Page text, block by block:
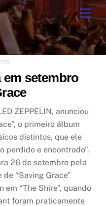
em setembro
ZEPPELIN, anunciou
o primeiro álbum
distintos, que ele
perdido e encontrado”.
26 de setembro pela
“Saving Grace”
“The Shire”, quando
foram praticamente